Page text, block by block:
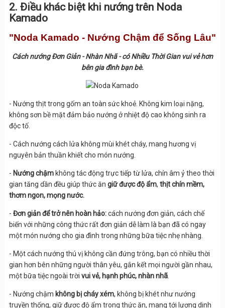
2. Điều khác biệt khi nướng trên Noda
Kamado
"Noda Kamado - Nướng Chậm để Sống Lâu"
Cách nướng Đơn Giản - Nhàn Nhã - có Nhiều Thời Gian vui vẻ hơn
bên gia đình bạn bè.
- Nướng thịt trong gốm an toàn sức khoẻ. Không kim loại nặng,
không sơn bề mặt đảm bảo nướng ở nhiệt độ cao không sinh ra
độc tố.
- Cách nướng cách lửa không mùi khét cháy, mang hương vị
nguyên bản thuần khiết cho món nướng.
- Nướng chậmkhông tác động trực tiếp từ lửa, chín âm ỷ theo thời
gian tăng dần đều giúp thức ăn giữ được độ ẩm, thịt chín mềm,
thơm ngon, mọng nước.
- Đơn giản để trở nên hoàn hảo:cách nướng đơn giản, cách chế
biến với những công thức rất đơn giản dễ làm là bạn đã có ngay
một món nướng cho gia đình trong những bữa tiệc nhẹ nhàng.
- Một cách nướng thú vị không cần đứng trông, bạn có nhiều thời
gian hơn bên những người thân yêu, gắn kết mọi người gần nhau,
một bữa tiệc ngoài trời vui vẻ, hạnh phúc, nhàn nhã.
- Nướng chậm không bị cháy xém, không bị khét như nướng
truyền thống, giữ được độ ẩm trong thức ăn, mang tới lượng dinh